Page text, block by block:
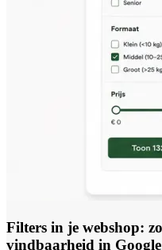
Filters in je webshop:
vindbaarheid in Google